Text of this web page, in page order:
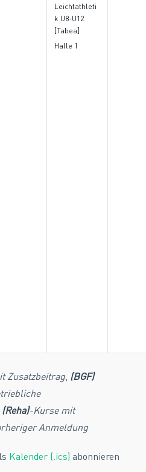
Leichtathleti
k U8-U12
[Tabea]
Halle 1
Zusatzbeitrag (BGF)
(Reha)-Kurse mit
Anmeldung
Kalender (.ics) abonnieren